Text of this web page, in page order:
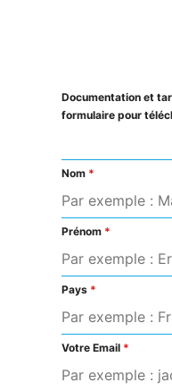
Documentation et
formulaire pour
Nom *
Prénom *
Pays *
Votre Email *